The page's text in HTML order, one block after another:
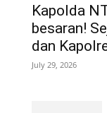
Kapolda
besaran!
dan
July 29, 2026